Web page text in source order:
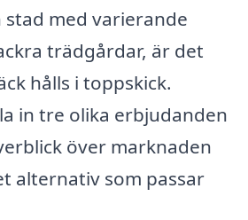
stad med varierande
trädgårdar, är det
hålls i toppskick.
in tre olika erbjudanden
över marknaden
alternativ som passar